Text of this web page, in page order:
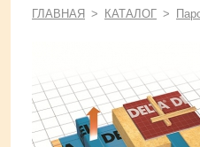
ГЛАВНАЯ > КАТАЛОГ >